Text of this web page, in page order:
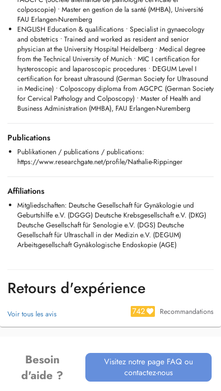
Important appointment information:
For new pregnant patients: Please do not book appointments via
Doctena. A prior telephone call is required to check if we are currently
accepting new pregnant patients. Phone: +352 22 12 58.
For existing patients: If you cannot find a timely appointment on
Doctena, please call our office at +352 22 12 58.
colposcopie) • Master en gestion de la santé (MHBA), Université
FAU Erlangen-Nuremberg
ENGLISH Education & qualifications • Specialist in gynaecology
and obstetrics • Trained and worked as resident and senior
physician at the University Hospital Heidelberg • Medical degree
from the Technical University of Munich • MIC I certification for
hysteroscopic and laparoscopic procedures • DEGUM Level I
certification for breast ultrasound (German Society for Ultrasound
in Medicine) • Colposcopy diploma from AGCPC (German Society
for Cervical Pathology and Colposcopy) • Master of Health and
Business Administration (MHBA), FAU Erlangen-Nuremberg
Publications
Publikationen / publications / publications:
https://www.researchgate.net/profile/Nathalie-Rippinger
Affiliations
Mitgliedschaften: Deutsche Gesellschaft für Gynäkologie und
Geburtshilfe e.V. (DGGG) Deutsche Krebsgesellschaft e.V. (DKG)
Deutsche Gesellschaft für Senologie e.V. (DGS) Deutsche
Gesellschaft für Ultraschall in der Medizin e.V. (DEGUM)
Arbeitsgesellschaft Gynäkologische Endoskopie (AGE)
Retours d'expérience
Voir tous les avis 742 Recommandations
Besoin
d'aide ?
Visitez notre page FAQ ou
contactez-nous